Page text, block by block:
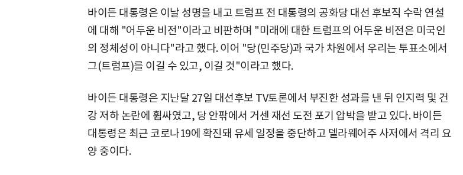
바이든 대통령은 이날 성명을 내고 트럼프 전 대통령의 공화당 대선 후보직 수락 연설
에 대해 "어두운 비전"이라고 비판하며 "미래에 대한 트럼프의 어두운 비전은 미국인
의 정체성이 아니다"라고 했다. 이어 "당(민주당)과 국가 차원에서 우리는 투표소에서
그(트럼프)를 이길 수 있고, 이길 것"이라고 했다.
바이든 대통령은 지난달 27일 대선후보 TV토론에서 부진한 성과를 낸 뒤 인지력 및 건
강 저하 논란에 휩싸였고, 당 안팎에서 거센 재선 도전 포기 압박을 받고 있다. 바이든
대통령은 최근 코로나19에 확진돼 유세 일정을 중단하고 델라웨어주 사저에서 격리 요
양 중이다.